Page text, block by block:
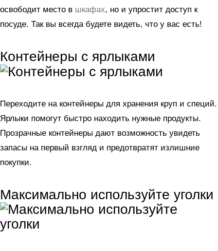
освободит место в шкафах, но и упростит доступ к
посуде. Так вы всегда будете видеть, что у вас есть!
Контейнеры с ярлыками
Переходите на контейнеры для хранения круп и специй.
Ярлыки помогут быстро находить нужные продукты.
Прозрачные контейнеры дают возможность увидеть
запасы на первый взгляд и предотвратят излишние
покупки.
Максимально используйте уголки